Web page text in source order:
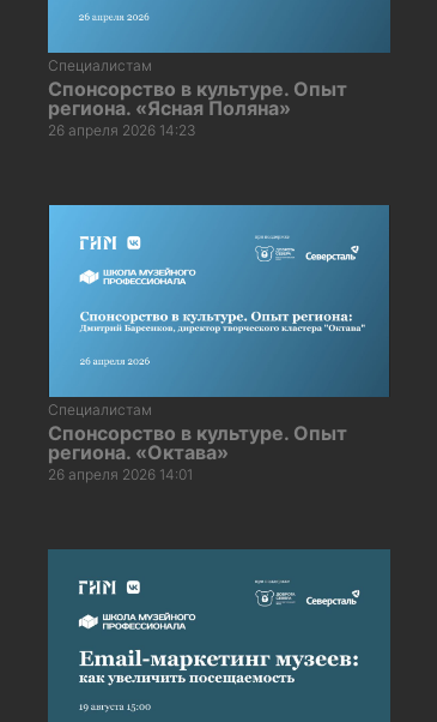
Специалистам
Спонсорство в культуре. Опыт
региона. «Ясная Поляна»
26 апреля 2026 14:23
Специалистам
Спонсорство в культуре. Опыт
региона. «Октава»
26 апреля 2026 14:01